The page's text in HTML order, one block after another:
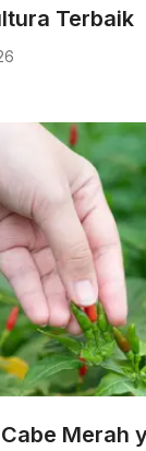
Terbaik
Merah